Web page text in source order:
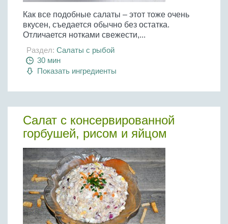
Как все подобные салаты – этот тоже очень
вкусен, съедается обычно без остатка.
Отличается нотками свежести,...
Раздел: Салаты с рыбой
30 мин
Показать ингредиенты
Салат с консервированной
горбушей, рисом и яйцом